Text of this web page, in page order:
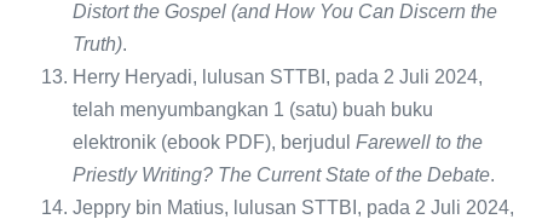
Distort the Gospel (and How You Can Discern the
Truth).
Herry Heryadi, lulusan STTBI, pada 2 Juli 2024,
telah menyumbangkan 1 (satu) buah buku
elektronik (ebook PDF), berjudul Farewell to the
Priestly Writing? The Current State of the Debate.
Jeppry bin Matius, lulusan STTBI, pada 2 Juli 2024,